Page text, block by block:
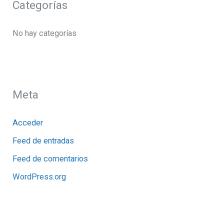
Categorías
No hay categorías
Meta
Acceder
Feed de entradas
Feed de comentarios
WordPress.org